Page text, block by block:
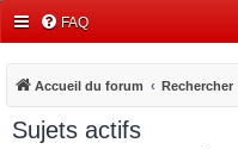
FAQ
Accueil du forum Rechercher
Sujets actifs